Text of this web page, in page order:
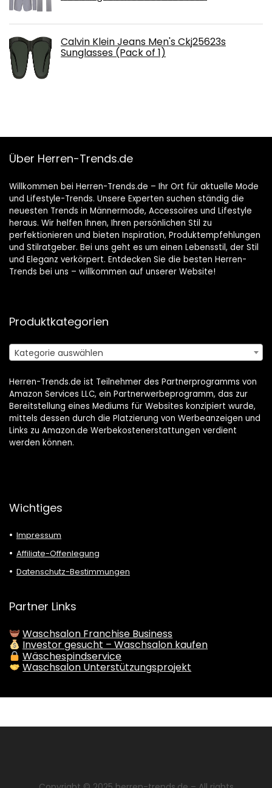
Calvin Klein Jeans Men's Ckj25623s
Sunglasses (Pack of 1)
Über Herren-Trends.de
Willkommen bei Herren-Trends.de – Ihr Ort für aktuelle Mode
und Lifestyle-Trends. Unsere Experten suchen ständig die
neuesten Trends in Männermode, Accessoires und Lifestyle
heraus. Wir helfen Ihnen, Ihren persönlichen Stil zu
perfektionieren und bieten Inspiration, Produktempfehlungen
und Stilratgeber. Bei uns geht es um einen Lebensstil, der Stil
und Eleganz verkörpert. Entdecken Sie die besten Herren-
Trends bei uns – willkommen auf unserer Website!
Produktkategorien
Kategorie auswählen
Herren-Trends.de ist Teilnehmer des Partnerprogramms von
Amazon Services LLC, ein Partnerwerbeprogramm, das zur
Bereitstellung eines Mediums für Websites konzipiert wurde,
mittels dessen durch die Platzierung von Werbeanzeigen und
Links zu Amazon.de Werbekostenerstattungen verdient
werden können.
Wichtiges
Impressum
Affiliate-Offenlegung
Datenschutz-Bestimmungen
Partner Links
Waschsalon Franchise Business
Investor gesucht – Waschsalon kaufen
Wäschespindservice
Waschsalon Unterstützungsprojekt